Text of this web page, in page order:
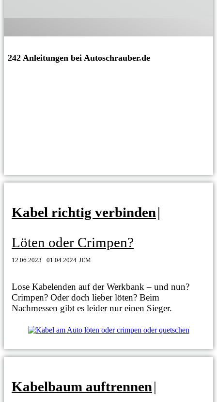
242 Anleitungen bei Autoschrauber.de
Kabel richtig verbinden|
Löten oder Crimpen?
12.06.2023 01.04.2024 JEM
Lose Kabelenden auf der Werkbank – und nun?
Crimpen? Oder doch lieber löten? Beim
Nachmessen gibt es leider nur einen Sieger.
Kabelbaum auftrennen|